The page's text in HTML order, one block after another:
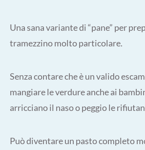
Una sana variante di “pane” per
tramezzino molto particolare.
Senza contare che è un valido
mangiare le verdure anche ai
arricciano il naso o peggio le
Può diventare un pasto completo